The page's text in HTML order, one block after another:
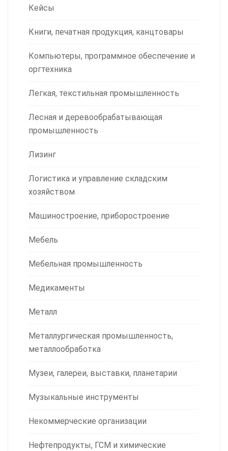
Кейсы
Книги, печатная продукция, канцтовары
Компьютеры, программное обеспечение и
оргтехника
Легкая, текстильная промышленность
Лесная и деревообрабатывающая
промышленность
Лизинг
Логистика и управление складским
хозяйством
Машиностроение, приборостроение
Мебель
Мебельная промышленность
Медикаменты
Металл
Металлургическая промышленность,
металлообработка
Музеи, галереи, выставки, планетарии
Музыкальные инструменты
Некоммерческие организации
Нефтепродукты, ГСМ и химические